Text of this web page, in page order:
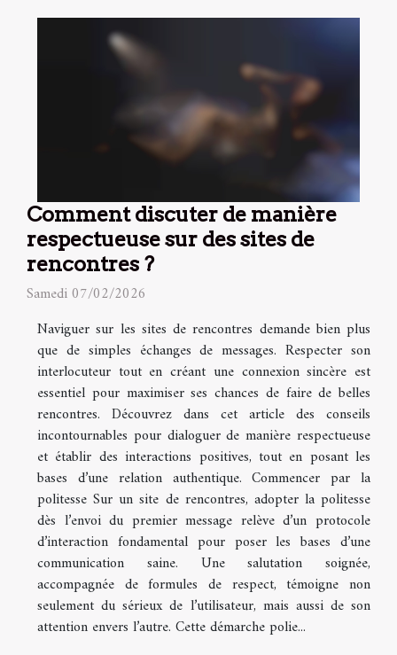
Comment discuter de manière
respectueuse sur des sites de
rencontres ?
Samedi 07/02/2026
Naviguer sur les sites de rencontres demande bien plus
que de simples échanges de messages. Respecter son
interlocuteur tout en créant une connexion sincère est
essentiel pour maximiser ses chances de faire de belles
rencontres. Découvrez dans cet article des conseils
incontournables pour dialoguer de manière respectueuse
et établir des interactions positives, tout en posant les
bases d’une relation authentique. Commencer par la
politesse Sur un site de rencontres, adopter la politesse
dès l’envoi du premier message relève d’un protocole
d’interaction fondamental pour poser les bases d’une
communication saine. Une salutation soignée,
accompagnée de formules de respect, témoigne non
seulement du sérieux de l’utilisateur, mais aussi de son
attention envers l’autre. Cette démarche polie...